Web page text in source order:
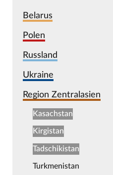
Belarus
Polen
Russland
Ukraine
Region Zentralasien
Kasachstan
Kirgistan
Tadschikistan
Turkmenistan